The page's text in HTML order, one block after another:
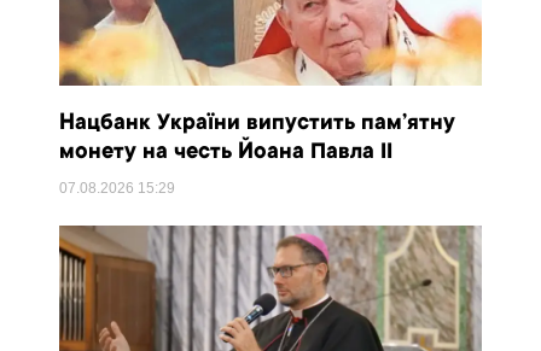
Нацбанк України випустить пам’ятну
монету на честь Йоана Павла II
07.08.2026 15:29